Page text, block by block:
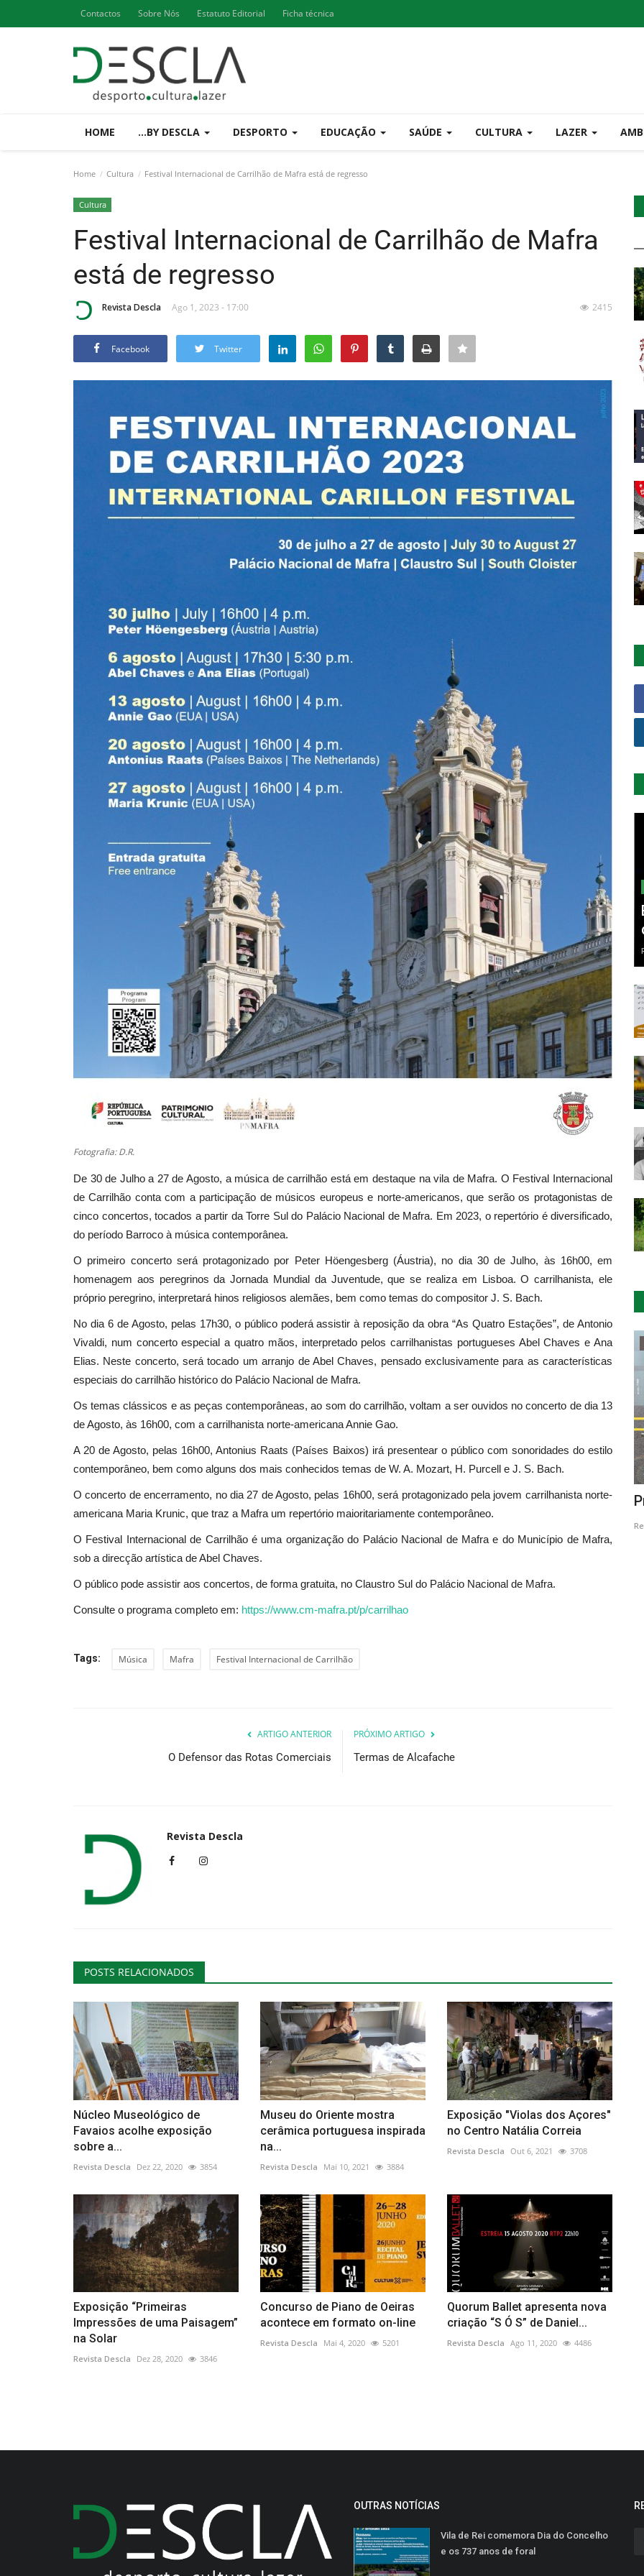
Contactos Sobre Nós Estatuto Editorial Ficha técnica
HOME ...BY DESCLA DESPORTO EDUCAÇÃO SAÚDE CULTURA LAZER
Home Cultura Festival Internacional de Carrilhão de Mafra está de regresso
Cultura
Festival Internacional de Carrilhão de Mafra
está de regresso
Revista Descla Ago 1, 2023 - 17:00 2415
Facebook Twitter
Fotografia: D.R.
De 30 de Julho a 27 de Agosto, a música de carrilhão está em destaque na vila de Mafra. O Festival Internacional
de Carrilhão conta com a participação de músicos europeus e norte-americanos, que serão os protagonistas de
cinco concertos, tocados a partir da Torre Sul do Palácio Nacional de Mafra. Em 2023, o repertório é diversificado,
do período Barroco à música contemporânea.
O primeiro concerto será protagonizado por Peter Höengesberg (Áustria), no dia 30 de Julho, às 16h00, em
homenagem aos peregrinos da Jornada Mundial da Juventude, que se realiza em Lisboa. O carrilhanista, ele
próprio peregrino, interpretará hinos religiosos alemães, bem como temas do compositor J. S. Bach.
No dia 6 de Agosto, pelas 17h30, o público poderá assistir à reposição da obra “As Quatro Estações”, de Antonio
Vivaldi, num concerto especial a quatro mãos, interpretado pelos carrilhanistas portugueses Abel Chaves e Ana
Elias. Neste concerto, será tocado um arranjo de Abel Chaves, pensado exclusivamente para as características
especiais do carrilhão histórico do Palácio Nacional de Mafra.
Os temas clássicos e as peças contemporâneas, ao som do carrilhão, voltam a ser ouvidos no concerto de dia 13
de Agosto, às 16h00, com a carrilhanista norte-americana Annie Gao.
A 20 de Agosto, pelas 16h00, Antonius Raats (Países Baixos) irá presentear o público com sonoridades do estilo
contemporâneo, bem como alguns dos mais conhecidos temas de W. A. Mozart, H. Purcell e J. S. Bach.
O concerto de encerramento, no dia 27 de Agosto, pelas 16h00, será protagonizado pela jovem carrilhanista norte-
americana Maria Krunic, que traz a Mafra um repertório maioritariamente contemporâneo.
O Festival Internacional de Carrilhão é uma organização do Palácio Nacional de Mafra e do Município de Mafra,
sob a direcção artística de Abel Chaves.
O público pode assistir aos concertos, de forma gratuita, no Claustro Sul do Palácio Nacional de Mafra.
Consulte o programa completo em: https://www.cm-mafra.pt/p/carrilhao
Tags: Música Mafra Festival Internacional de Carrilhão
ARTIGO ANTERIOR
O Defensor das Rotas Comerciais
PRÓXIMO ARTIGO
Termas de Alcafache
Revista Descla
POSTS RELACIONADOS
Núcleo Museológico de
Favaios acolhe exposição
sobre a...
Revista Descla Dez 22, 2020 3854
Museu do Oriente mostra
cerâmica portuguesa inspirada
na...
Revista Descla Mai 10, 2021 3884
Exposição "Violas dos Açores"
no Centro Natália Correia
Revista Descla Out 6, 2021 3708
Exposição “Primeiras
Impressões de uma Paisagem”
na Solar
Revista Descla Dez 28, 2020 3846
Concurso de Piano de Oeiras
acontece em formato on-line
Revista Descla Mai 4, 2020 5201
Quorum Ballet apresenta nova
criação “S Ó S” de Daniel...
Revista Descla Ago 11, 2020 4486
Cultura
A beleza e o feio em confronto na nova
peça de Sónia Baptista
Revista Descla Out 7, 2022 2827
Saúde
Seia promove atividade física no dia do
Coração
Revista Descla Set 27, 2021 3647
OUTRAS NOTÍCIAS
Vila de Rei comemora Dia do Concelho
e os 737 anos de foral